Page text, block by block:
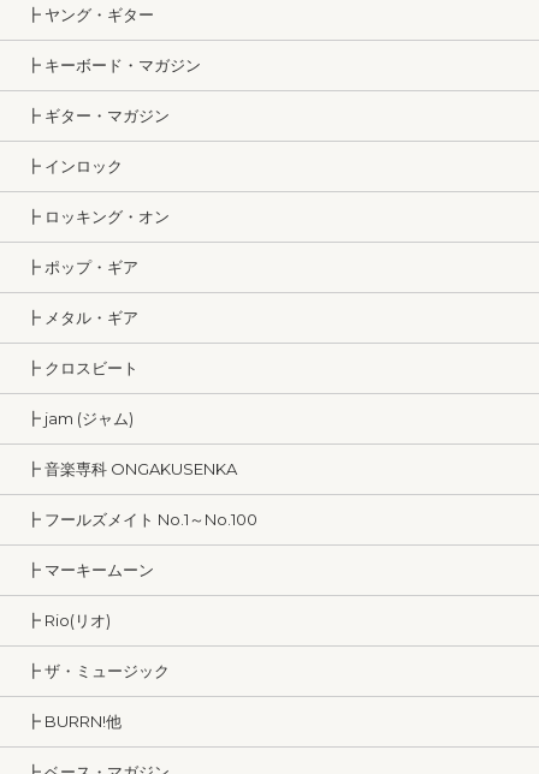
┣ ヤング・ギター
┣ キーボード・マガジン
┣ ギター・マガジン
┣ インロック
┣ ロッキング・オン
┣ ポップ・ギア
┣ メタル・ギア
┣ クロスビート
┣ jam (ジャム)
┣ 音楽専科 ONGAKUSENKA
┣ フールズメイト No.1～No.100
┣ マーキームーン
┣ Rio(リオ)
┣ ザ・ミュージック
┣ BURRN!他